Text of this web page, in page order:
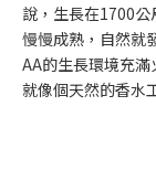
說，生長在1700
慢慢成熟，自然就
AA的生長環境充滿
就像個天然的香水